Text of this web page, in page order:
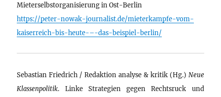
Mieterselbstorganisierung in Ost-Berlin
https://peter-nowak-journalist.de/mieterkampfe-vom-
kaiserreich-bis-heute-–-das-beispiel-berlin/
Sebastian Friedrich / Redaktion analyse & kritik (Hg.) Neue
Klassenpolitik. Linke Strategien gegen Rechtsruck und